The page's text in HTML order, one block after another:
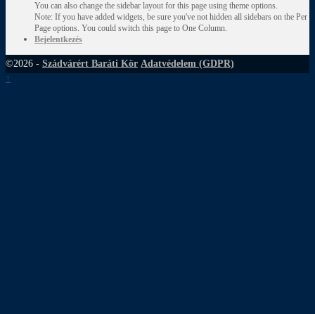
You can also change the sidebar layout for this page using theme options.
Note: If you have added widgets, be sure you've not hidden all sidebars on the Per
Page options. You could switch this page to One Column.
Bejelentkezés
©2026 - Szádvárért Baráti Kör Adatvédelem (GDPR)
↑